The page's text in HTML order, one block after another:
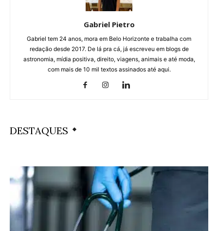
Gabriel Pietro
Gabriel tem 24 anos, mora em Belo Horizonte e trabalha com
redação desde 2017. De lá pra cá, já escreveu em blogs de
astronomia, mídia positiva, direito, viagens, animais e até moda,
com mais de 10 mil textos assinados até aqui.
DESTAQUES